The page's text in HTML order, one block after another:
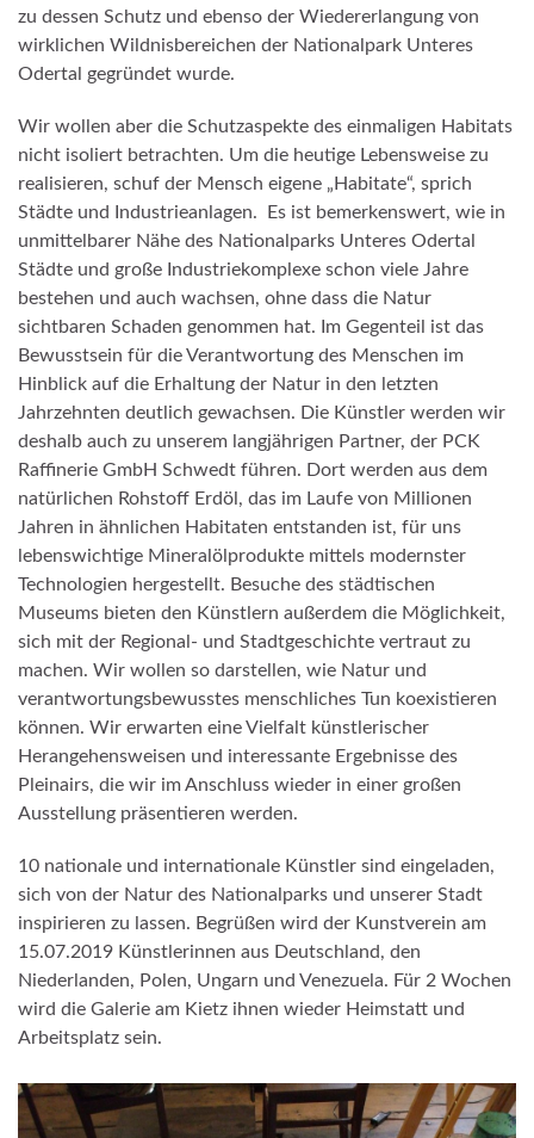
zu dessen Schutz und ebenso der Wiedererlangung von
wirklichen Wildnisbereichen der Nationalpark Unteres
Odertal gegründet wurde.
Wir wollen aber die Schutzaspekte des einmaligen Habitats
nicht isoliert betrachten. Um die heutige Lebensweise zu
realisieren, schuf der Mensch eigene „Habitate“, sprich
Städte und Industrieanlagen. Es ist bemerkenswert, wie in
unmittelbarer Nähe des Nationalparks Unteres Odertal
Städte und große Industriekomplexe schon viele Jahre
bestehen und auch wachsen, ohne dass die Natur
sichtbaren Schaden genommen hat. Im Gegenteil ist das
Bewusstsein für die Verantwortung des Menschen im
Hinblick auf die Erhaltung der Natur in den letzten
Jahrzehnten deutlich gewachsen. Die Künstler werden wir
deshalb auch zu unserem langjährigen Partner, der PCK
Raffinerie GmbH Schwedt führen. Dort werden aus dem
natürlichen Rohstoff Erdöl, das im Laufe von Millionen
Jahren in ähnlichen Habitaten entstanden ist, für uns
lebenswichtige Mineralölprodukte mittels modernster
Technologien hergestellt. Besuche des städtischen
Museums bieten den Künstlern außerdem die Möglichkeit,
sich mit der Regional- und Stadtgeschichte vertraut zu
machen. Wir wollen so darstellen, wie Natur und
verantwortungsbewusstes menschliches Tun koexistieren
können. Wir erwarten eine Vielfalt künstlerischer
Herangehensweisen und interessante Ergebnisse des
Pleinairs, die wir im Anschluss wieder in einer großen
Ausstellung präsentieren werden.
10 nationale und internationale Künstler sind eingeladen,
sich von der Natur des Nationalparks und unserer Stadt
inspirieren zu lassen. Begrüßen wird der Kunstverein am
15.07.2019 Künstlerinnen aus Deutschland, den
Niederlanden, Polen, Ungarn und Venezuela. Für 2 Wochen
wird die Galerie am Kietz ihnen wieder Heimstatt und
Arbeitsplatz sein.